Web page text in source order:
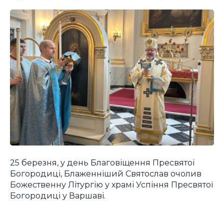
25 березня, у день Благовіщення Пресвятої
Богородиці, Блаженніший Святослав очолив
Божественну Літургію у храмі Успіння Пресвятої
Богородиці у Варшаві.